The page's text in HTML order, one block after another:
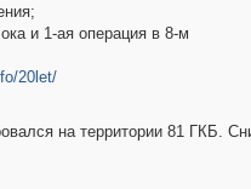
и 1-ая операция в 8-м
20let/
на территории 81 ГКБ.